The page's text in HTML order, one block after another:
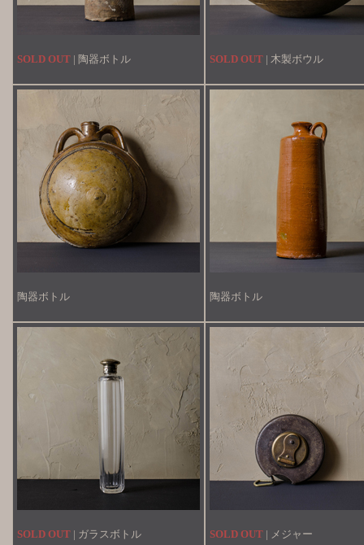
SOLD OUT | 陶器ボトル SOLD OUT | 木製ボウル
陶器ボトル 陶器ボトル
SOLD OUT | ガラスボトル SOLD OUT | メジャー